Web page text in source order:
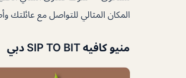
المكان المثالي للتواصل مع عائلتك
منيو كافيه SIP TO BIT دبي